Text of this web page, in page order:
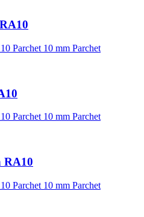
Parchet 10 mm Parchet
Parchet 10 mm Parchet
RA10
Parchet 10 mm Parchet